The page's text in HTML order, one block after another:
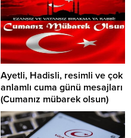
Ayetli, Hadisli, resimli ve çok
anlamlı cuma günü mesajları
(Cumanız mübarek olsun)